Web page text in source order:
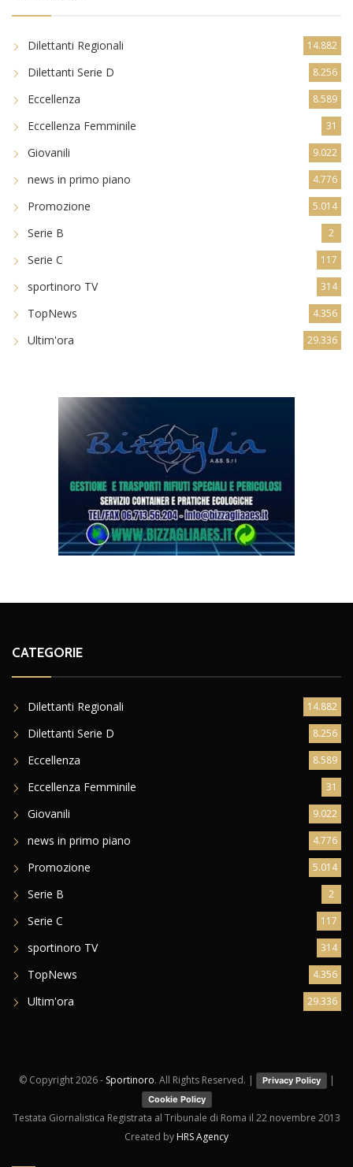
Dilettanti Regionali 14.882
Dilettanti Serie D 8.256
Eccellenza 8.589
Eccellenza Femminile 31
Giovanili 9.022
news in primo piano 4.776
Promozione 5.014
Serie B 2
Serie C 117
sportinoro TV 314
TopNews 4.356
Ultim'ora 29.336
CATEGORIE
Dilettanti Regionali 14.882
Dilettanti Serie D 8.256
Eccellenza 8.589
Eccellenza Femminile 31
Giovanili 9.022
news in primo piano 4.776
Promozione 5.014
Serie B 2
Serie C 117
sportinoro TV 314
TopNews 4.356
Ultim'ora 29.336
© Copyright2026 - Sportinoro. All Rights Reserved. | Privacy Policy |
Cookie Policy
Testata Giornalistica Registrata al Tribunale di Roma il 22 novembre 2013
Created by HRS Agency